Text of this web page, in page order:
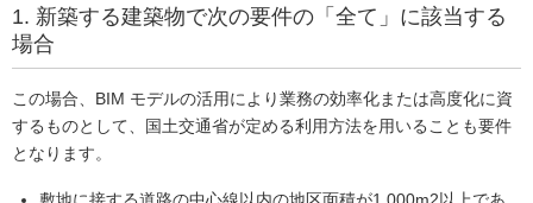
1. 新築する建築物で次の要件の「全て」に該当する
場合
この場合、BIM モデルの活用により業務の効率化または高度化に資
するものとして、国土交通省が定める利用方法を用いることも要件
となります。